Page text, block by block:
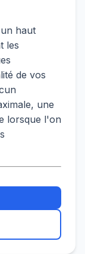
haut
les
de vos
une
lorsque l'on